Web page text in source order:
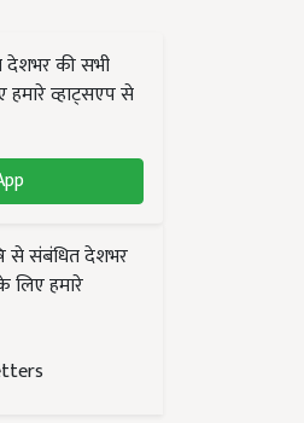
देशभर की सभी
व्हाट्सएप से
से संबंधित देशभर
हमारे